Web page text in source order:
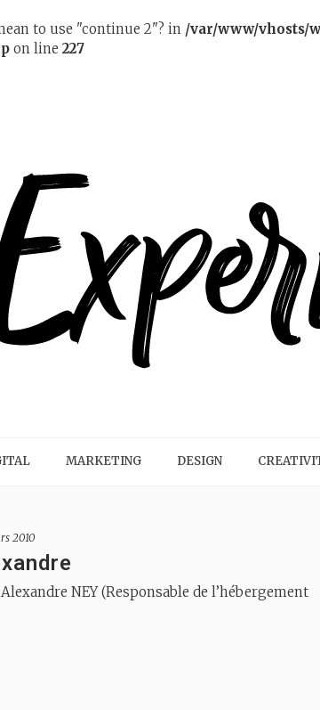
to use "continue 2"? in /var/www/vhosts/
on line 227
MARKETING DESIGN
2010
NEY (Responsable de l’hébergement